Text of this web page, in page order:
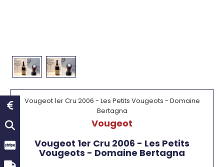
Vougeot 1er Cru 2006 - Les Petits Vougeots - Domaine
Bertagna
Vougeot
Vougeot 1er Cru 2006 - Les Petits
Vougeots - Domaine Bertagna